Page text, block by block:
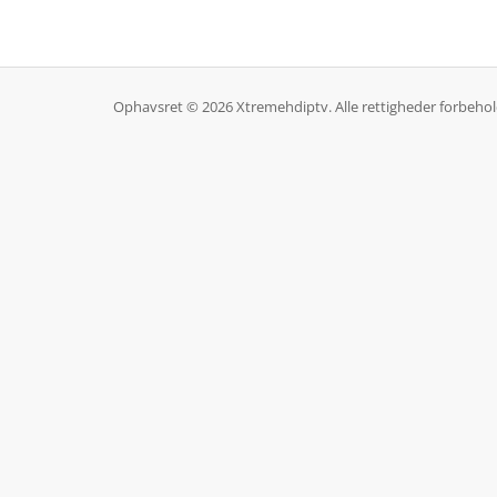
Ophavsret © 2026 Xtremehdiptv. Alle rettigheder